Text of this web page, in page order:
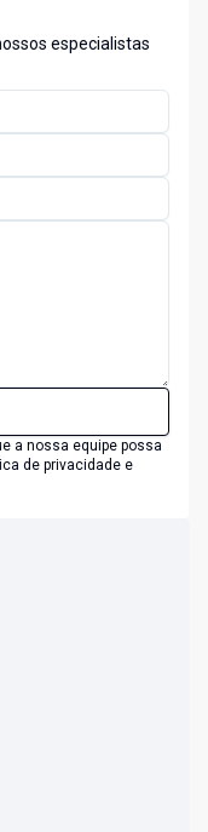
especialistas
a nossa equipe possa
de privacidade e